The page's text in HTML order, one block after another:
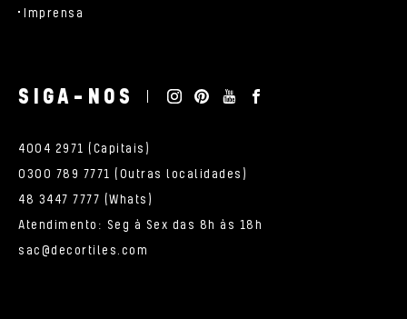
Imprensa
SIGA-NOS
4004 2971 (Capitais)
0300 789 7771 (Outras localidades)
48 3447 7777 (Whats)
Atendimento: Seg à Sex das 8h às 18h
sac@decortiles.com